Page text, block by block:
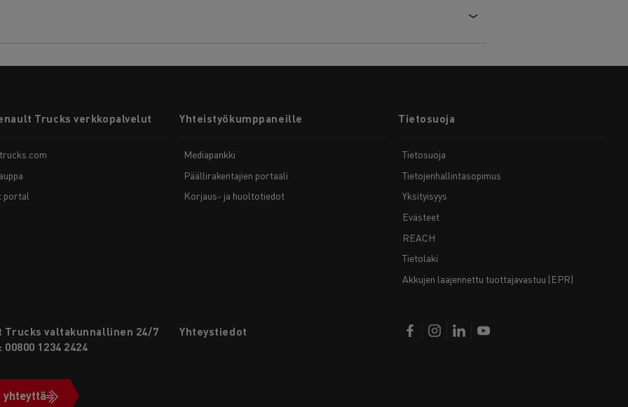
Trucks verkkopalvelut
portal
Yhteistyökumppaneille
Mediapankki
Päällirakentajien portaali
Korjaus- ja huoltotiedot
Tietosuoja
Tietosuoja
Tietojenhallintasopimus
Yksityisyys
Evästeet
REACH
Tietolaki
Akkujen laajennettu tuottajavastuu (EPR)
Trucks valtakunnallinen 24/7
1234 2424
Yhteystiedot
yhteyttä